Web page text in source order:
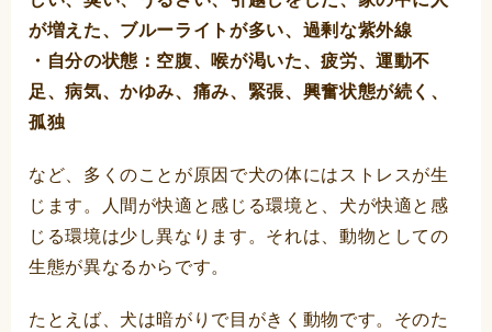
が増えた、ブルーライトが多い、過剰な紫外線
・自分の状態：空腹、喉が渇いた、疲労、運動不
足、病気、かゆみ、痛み、緊張、興奮状態が続く、
孤独
など、多くのことが原因で犬の体にはストレスが生
じます。人間が快適と感じる環境と、犬が快適と感
じる環境は少し異なります。それは、動物としての
生態が異なるからです。
たとえば、犬は暗がりで目がきく動物です。そのた